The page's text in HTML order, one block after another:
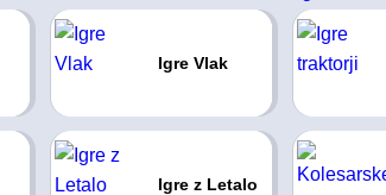
Igre Vlak
Igre z Letalo